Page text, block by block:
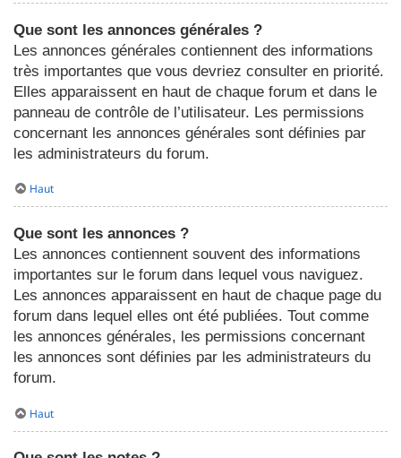
Que sont les annonces générales ?
Les annonces générales contiennent des informations
très importantes que vous devriez consulter en priorité.
Elles apparaissent en haut de chaque forum et dans le
panneau de contrôle de l’utilisateur. Les permissions
concernant les annonces générales sont définies par
les administrateurs du forum.
Haut
Que sont les annonces ?
Les annonces contiennent souvent des informations
importantes sur le forum dans lequel vous naviguez.
Les annonces apparaissent en haut de chaque page du
forum dans lequel elles ont été publiées. Tout comme
les annonces générales, les permissions concernant
les annonces sont définies par les administrateurs du
forum.
Haut